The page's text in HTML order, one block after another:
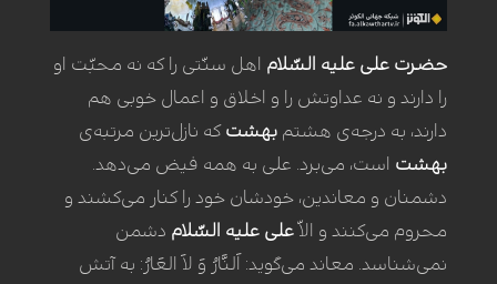
حضرت علی علیه السّلام اهل سنّتی را که نه محبّت او
را دارند و نه عداوتش را و اخلاق و اعمال خوبی هم
دارند، به درجه‌ی هشتم بهشت که نازل‌ترین مرتبه‌ی
بهشت است، می‌برد. علی به همه فیض می‌دهد.
دشمنان و معاندین، خودشان خود را کنار می‌کشند و
محروم می‌کنند و الاّ علی علیه السّلام دشمن
نمی‌شناسد. معاند می‌گوید: اَلنَّارُ وَ لاَ العَارُ: به آتش